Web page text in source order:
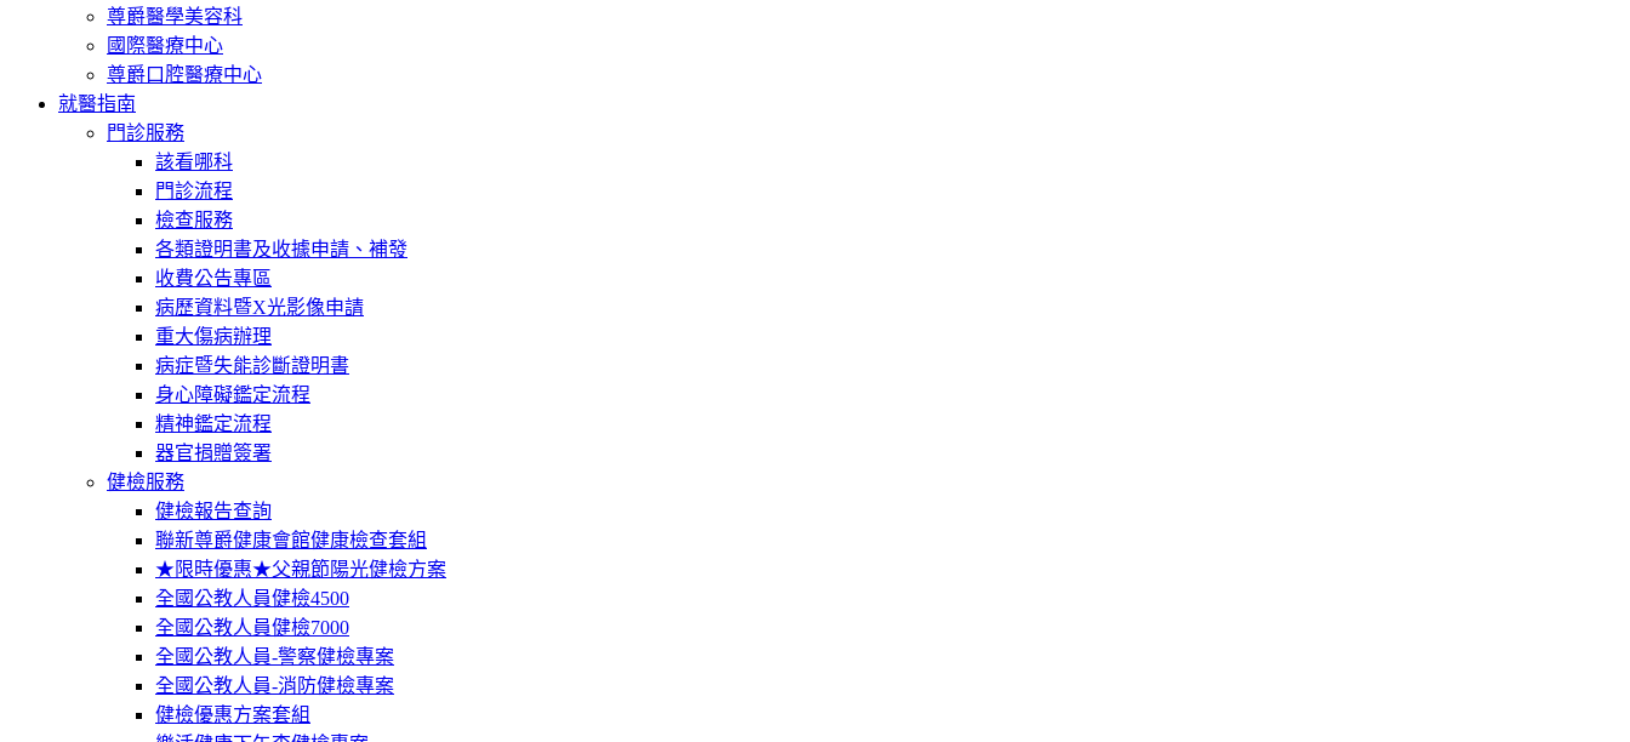
尊爵醫學美容科
國際醫療中心
尊爵口腔醫療中心
就醫指南
門診服務
該看哪科
門診流程
檢查服務
各類證明書及收據申請、補發
收費公告專區
病歷資料暨X光影像申請
重大傷病辦理
病症暨失能診斷證明書
身心障礙鑑定流程
精神鑑定流程
器官捐贈簽署
健檢服務
健檢報告查詢
聯新尊爵健康會館健康檢查套組
★限時優惠★父親節陽光健檢方案
全國公教人員健檢4500
全國公教人員健檢7000
全國公教人員-警察健檢專案
全國公教人員-消防健檢專案
健檢優惠方案套組